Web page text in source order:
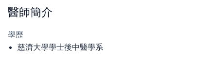
醫師簡介
學歷
慈濟大學學士後中醫學系